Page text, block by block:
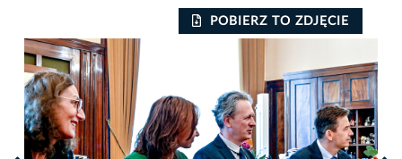
POBIERZ TO ZDJĘCIE